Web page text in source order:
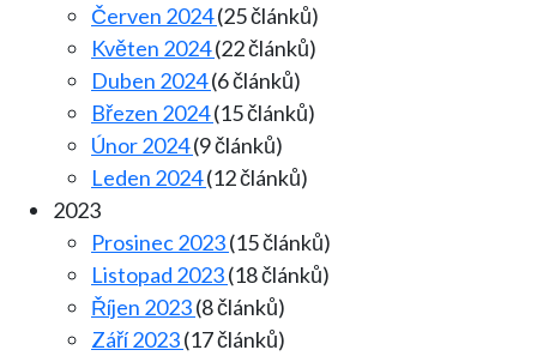
Červen 2024(25 článků)
Květen 2024(22 článků)
Duben 2024(6 článků)
Březen 2024(15 článků)
Únor 2024(9 článků)
Leden 2024(12 článků)
2023
Prosinec 2023(15 článků)
Listopad 2023(18 článků)
Říjen 2023(8 článků)
Září 2023(17 článků)